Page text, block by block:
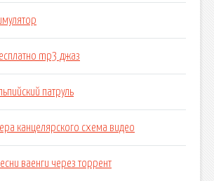
mp3 джаз
патруль
канцелярского схема видео
ваенги через торрент